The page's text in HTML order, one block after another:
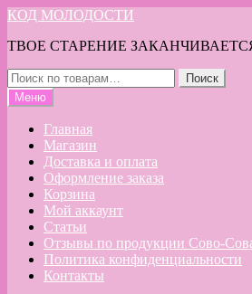
Перейти
навигации
Перейти
содержимому
КОД МОЛОДОСТИ
ТВОЕ СТАРЕНИЕ
Искать:
Поиск
Меню
Главная
Магазин
Доставка и оплата
Оформление заказа
Корзина
Мой аккаунт
Статьи
Отзывы по продукции Сово-
Политика конфиденциальности
Контакты